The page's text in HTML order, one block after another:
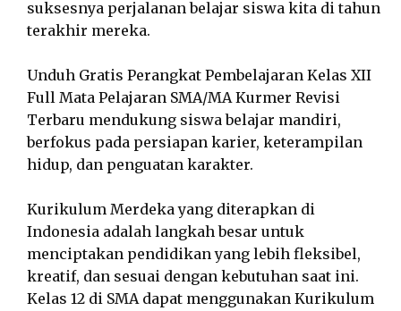
suksesnya perjalanan belajar siswa kita di tahun
terakhir mereka.
Unduh Gratis Perangkat Pembelajaran Kelas XII
Full Mata Pelajaran SMA/MA Kurmer Revisi
Terbaru mendukung siswa belajar mandiri,
berfokus pada persiapan karier, keterampilan
hidup, dan penguatan karakter.
Kurikulum Merdeka yang diterapkan di
Indonesia adalah langkah besar untuk
menciptakan pendidikan yang lebih fleksibel,
kreatif, dan sesuai dengan kebutuhan saat ini.
Kelas 12 di SMA dapat menggunakan Kurikulum